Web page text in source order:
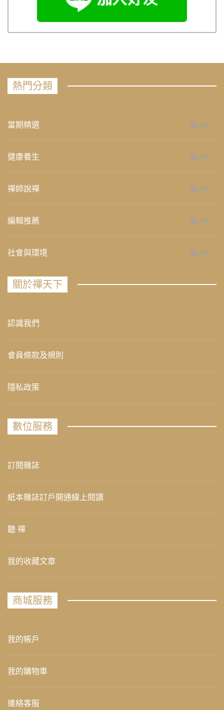
熱門分類
當期精選 658
健康養生 276
禪師說禪 267
編輯推薦 236
社會與環境 235
關於禪天下
認識我們
會員條款及規則
隱私政策
數位服務
訂閱雜誌
紙本雜誌訂戶開通線上閱讀
聽 禪
我的收藏文章
商城服務
我的帳戶
我的購物車
連絡客服